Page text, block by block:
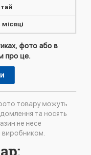
місяці
фото або в
про це.
товару можуть
та носять
не несе
виробником.